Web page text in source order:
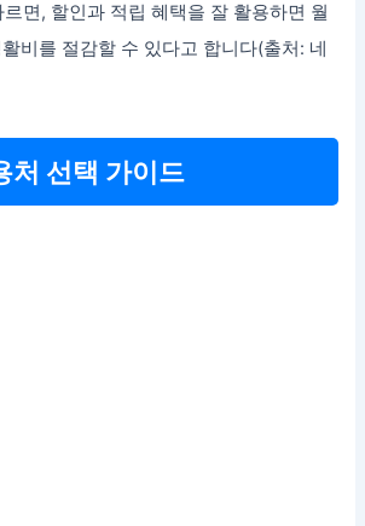
면, 할인과 적립 혜택을 잘 활용하면 월
비를 절감할 수 있다고 합니다(출처: 네
처 선택 가이드